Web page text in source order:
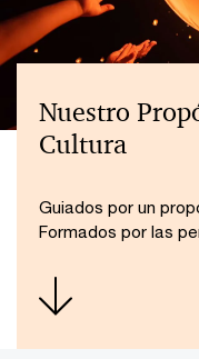
Nuestro
Cultura
Guiados por un
Formados por las